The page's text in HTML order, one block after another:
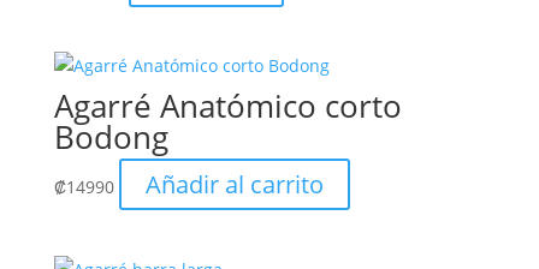
Agarré Anatómico corto
Bodong
₡14990 Añadir al carrito